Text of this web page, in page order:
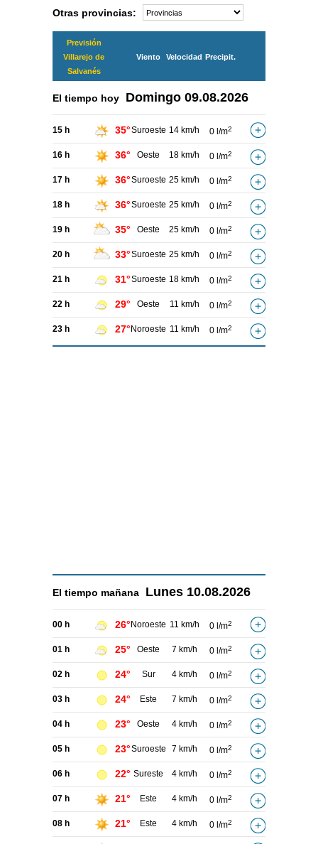
Otras provincias:
Previsión
Villarejo de
Salvanés
Viento Velocidad Precipit.
El tiempo hoy Domingo 09.08.2026
15 h 35°Suroeste 14 km/h 0 l/m2
16 h 36° Oeste 18 km/h 0 l/m2
17 h 36°Suroeste 25 km/h 0 l/m2
18 h 36°Suroeste 25 km/h 0 l/m2
19 h 35° Oeste 25 km/h 0 l/m2
20 h 33°Suroeste 25 km/h 0 l/m2
21 h 31°Suroeste 18 km/h 0 l/m2
22 h 29° Oeste 11 km/h 0 l/m2
23 h 27° Noroeste 11 km/h 0 l/m2
El tiempo mañana Lunes 10.08.2026
00 h 26° Noroeste 11 km/h 0 l/m2
01 h 25° Oeste 7 km/h 0 l/m2
02 h 24° Sur 4 km/h 0 l/m2
03 h 24° Este 7 km/h 0 l/m2
04 h 23° Oeste 4 km/h 0 l/m2
05 h 23°Suroeste 7 km/h 0 l/m2
06 h 22° Sureste 4 km/h 0 l/m2
07 h 21° Este 4 km/h 0 l/m2
08 h 21° Este 4 km/h 0 l/m2